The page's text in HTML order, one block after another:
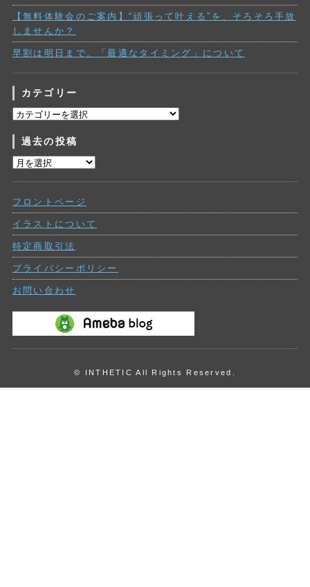
【無料体験会のご案内】“頑張って叶える”を、そろそろ手放
しませんか？
早割は明日まで。「最適なタイミング」について
カテゴリー
カ
ゴ
リ
ー
過去の投稿
過
投
稿
フロントページ
イラストについて
特定商取引法
プライバシーポリシー
お問い合わせ
© INTHETIC All Rights Reserved.